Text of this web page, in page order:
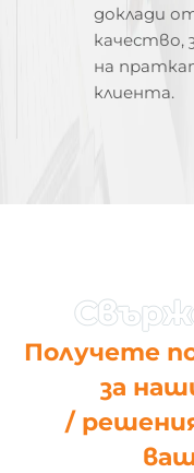
доклади
качество,
на
клиента.
Получете
за
/